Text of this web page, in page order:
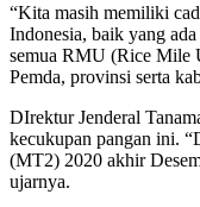
“Kita masih memiliki
Indonesia, baik yang
semua RMU (Rice Mile
Pemda, provinsi serta
DIrektur Jenderal
kecukupan pangan ini.
(MT2) 2020 akhir
ujarnya.